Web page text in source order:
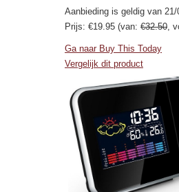
Aanbieding is geldig van
Prijs: €19.95 (van: €32.50,
Ga naar Buy This Today
Vergelijk dit product